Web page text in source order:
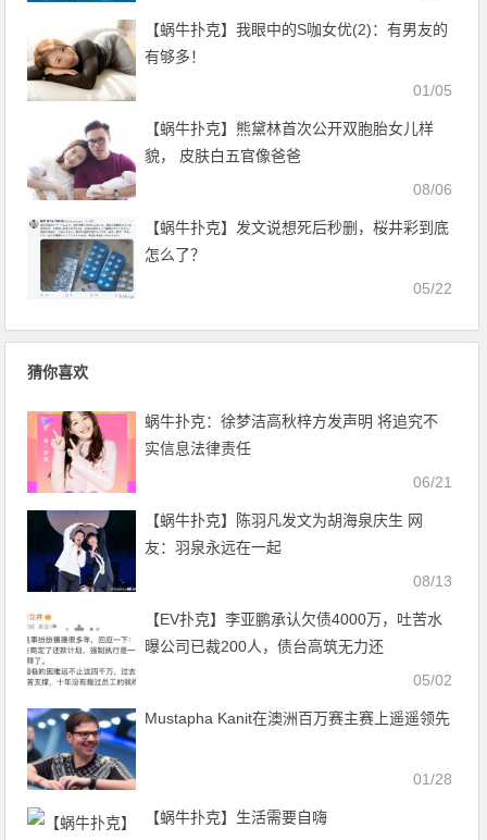
【蜗牛扑克】我眼中的S咖女优(2)：有男友的
有够多！
01/05
【蜗牛扑克】熊黛林首次公开双胞胎女儿样
貌， 皮肤白五官像爸爸
08/06
【蜗牛扑克】发文说想死后秒删，桜井彩到底
怎么了？
05/22
猜你喜欢
蜗牛扑克：徐梦洁高秋梓方发声明 将追究不
实信息法律责任
06/21
【蜗牛扑克】陈羽凡发文为胡海泉庆生 网
友：羽泉永远在一起
08/13
【EV扑克】李亚鹏承认欠债4000万，吐苦水
曝公司已裁200人，债台高筑无力还
05/02
Mustapha Kanit在澳洲百万赛主赛上遥遥领先
01/28
【蜗牛扑克】生活需要自嗨